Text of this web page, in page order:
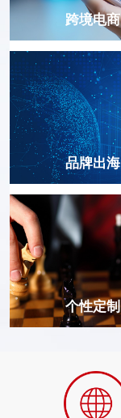
跨境电商
品牌出海
个性定制